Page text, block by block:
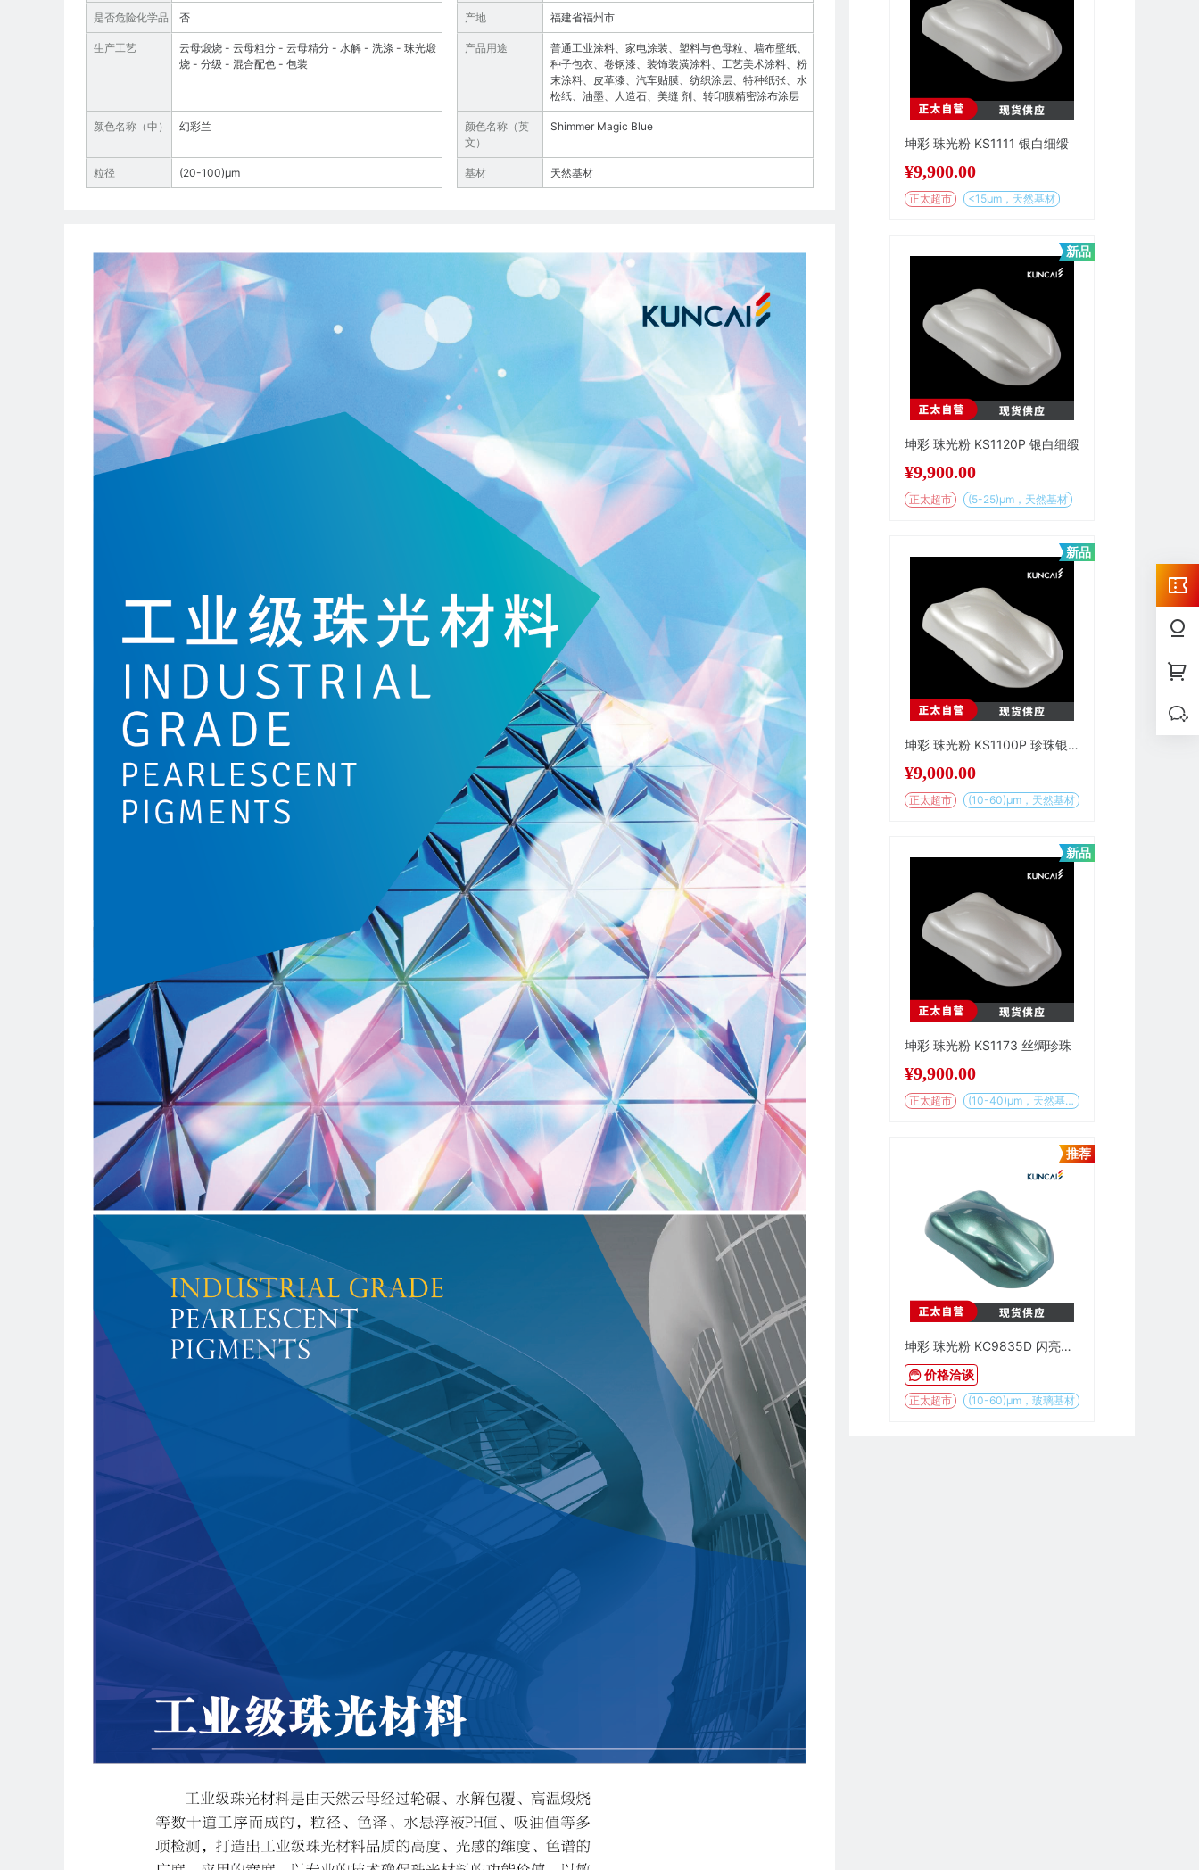
是否危险化学品 否 产地 福建省福州市
生产工艺
云母煅烧 - 云母粗分 - 云母精分 - 水解 - 洗涤 - 珠光煅
烧 - 分级 - 混合配色 - 包装
产品用途
普通工业涂料、家电涂装、塑料与色母粒、墙布壁纸、
种子包衣、卷钢漆、装饰装潢涂料、工艺美术涂料、粉
末涂料、皮革漆、汽车贴膜、纺织涂层、特种纸张、水
松纸、油墨、人造石、美缝 剂、转印膜精密涂布涂层
颜色名称（中） 幻彩兰
颜色名称（英
文）
Shimmer Magic Blue
粒径 (20-100)µm 基材 天然基材
坤彩 珠光粉 KS1111 银白细缎
¥9,900.00
正太超市 <15µm，天然基材
坤彩 珠光粉 KS1120P 银白细缎
¥9,900.00
正太超市 (5-25)µm，天然基材
新品
坤彩 珠光粉 KS1100P 珍珠银白
¥9,000.00
正太超市 (10-60)µm，天然基材
新品
坤彩 珠光粉 KS1173 丝绸珍珠
¥9,900.00
正太超市 (10-40)µm，天然基材
新品
坤彩 珠光粉 KC9835D 闪亮钻石绿
价格洽谈
正太超市 (10-60)µm，玻璃基材
推荐